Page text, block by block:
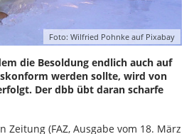
Foto: Wilfried Pohnke auf Pixabay
die Besoldung endlich auch auf
werden sollte, wird von
Der dbb übt daran scharfe
Zeitung (FAZ, Ausgabe vom 18. März